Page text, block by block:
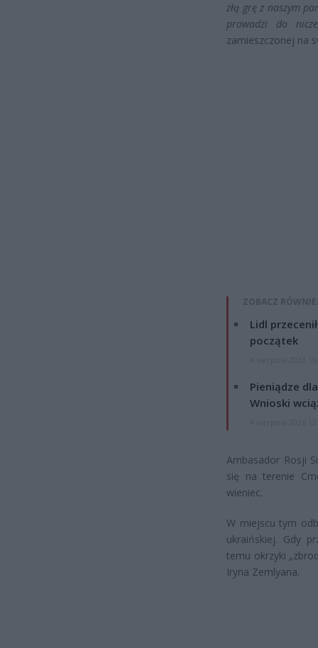
złą grę z naszym
prowadzi do
zamieszczonej na
ZOBACZ
Lidl
początek
Pieniądze
Wnioski
Ambasador Rosji
się na terenie
wieniec.
W miejscu tym
ukraińskiej. Gdy
temu okrzyki
Iryna Zemlyana.